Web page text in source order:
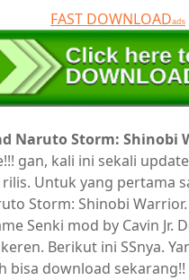
FAST DOWNLOADads
Naruto Storm: Shinobi
gan, kali ini sekali
Untuk yang pertama
Storm: Shinobi
Senki mod by Cavin Jr.
Berikut ini SSnya.
bisa download sekarang!!